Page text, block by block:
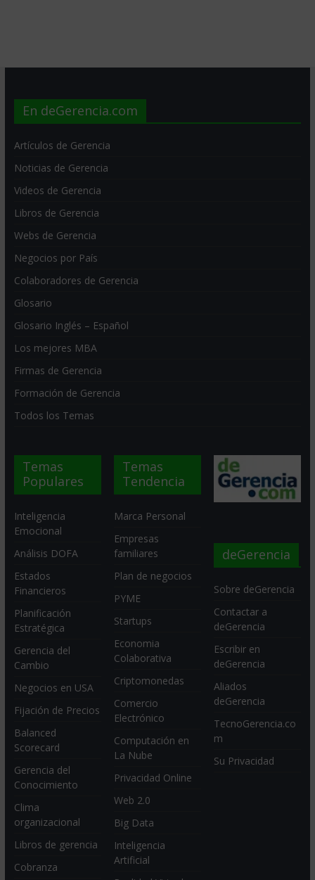
En deGerencia.com
Artículos de Gerencia
Noticias de Gerencia
Videos de Gerencia
Libros de Gerencia
Webs de Gerencia
Negocios por País
Colaboradores de Gerencia
Glosario
Glosario Inglés – Español
Los mejores MBA
Firmas de Gerencia
Formación de Gerencia
Todos los Temas
Temas
Populares
Inteligencia
Emocional
Análisis DOFA
Estados
Financieros
Planificación
Estratégica
Gerencia del
Cambio
Negocios en USA
Fijación de Precios
Balanced
Scorecard
Gerencia del
Conocimiento
Clima
organizacional
Libros de gerencia
Cobranza
Temas
Tendencia
Marca Personal
Empresas
familiares
Plan de negocios
PYME
Startups
Economia
Colaborativa
Criptomonedas
Comercio
Electrónico
Computación en
La Nube
Privacidad Online
Web 2.0
Big Data
Inteligencia
Artificial
deGerencia
Sobre deGerencia
Contactar a
deGerencia
Escribir en
deGerencia
Aliados
deGerencia
TecnoGerencia.co
m
Su Privacidad